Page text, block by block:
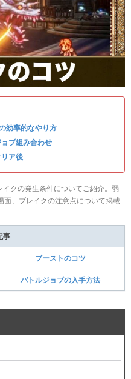
効率的なやり方
ョブ組み合わせ
リア後
クの発生条件についてご紹介。弱
面、ブレイクの注意点について掲載
事
ブーストのコツ
バトルジョブの入手方法